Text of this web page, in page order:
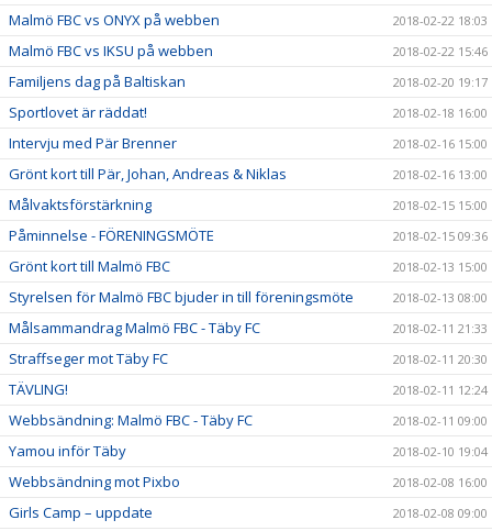
Malmö FBC vs ONYX på webben 2018-02-22 18:03
Malmö FBC vs IKSU på webben 2018-02-22 15:46
Familjens dag på Baltiskan 2018-02-20 19:17
Sportlovet är räddat! 2018-02-18 16:00
Intervju med Pär Brenner 2018-02-16 15:00
Grönt kort till Pär, Johan, Andreas & Niklas 2018-02-16 13:00
Målvaktsförstärkning 2018-02-15 15:00
Påminnelse - FÖRENINGSMÖTE 2018-02-15 09:36
Grönt kort till Malmö FBC 2018-02-13 15:00
Styrelsen för Malmö FBC bjuder in till föreningsmöte 2018-02-13 08:00
Målsammandrag Malmö FBC - Täby FC 2018-02-11 21:33
Straffseger mot Täby FC 2018-02-11 20:30
TÄVLING! 2018-02-11 12:24
Webbsändning: Malmö FBC - Täby FC 2018-02-11 09:00
Yamou inför Täby 2018-02-10 19:04
Webbsändning mot Pixbo 2018-02-08 16:00
Girls Camp – uppdate 2018-02-08 09:00